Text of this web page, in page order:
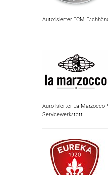
Autorisierter ECM
Autorisierter La Marzocco
Servicewerkstatt